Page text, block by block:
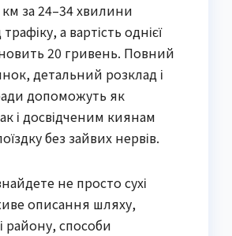
за 24–34 хвилини
а вартість однієї
20 гривень. Повний
детальний розклад і
допоможуть як
і досвідченим киянам
без зайвих нервів.
не просто сухі
описання шляху,
району, способи